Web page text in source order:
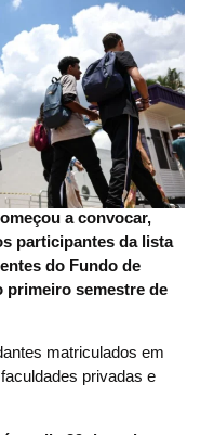
a convocar,
participantes da lista
do Fundo de
primeiro semestre de
matriculados em
privadas e